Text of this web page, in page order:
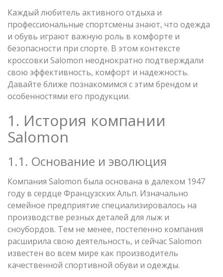
Каждый любитель активного отдыха и
профессиональные спортсмены знают, что одежда
и обувь играют важную роль в комфорте и
безопасности при спорте. В этом контексте
кроссовки Salomon неоднократно подтверждали
свою эффективность, комфорт и надежность.
Давайте ближе познакомимся с этим брендом и
особенностями его продукции.
1. История компании
Salomon
1.1. Основание и эволюция
Компания Salomon была основана в далеком 1947
году в сердце Французских Альп. Изначально
семейное предприятие специализировалось на
производстве резных деталей для лыж и
сноубордов. Тем не менее, постепенно компания
расширила свою деятельность, и сейчас Salomon
известен во всем мире как производитель
качественной спортивной обуви и одежды.